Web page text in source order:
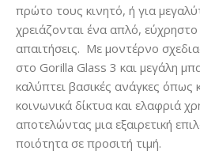
πρώτο τους κινητό, ή για
χρειάζονται ένα απλό,
απαιτήσεις. Με μοντέρνο
στο Gorilla Glass 3 και μεγάλη
καλύπτει βασικές ανάγκες όπως
κοινωνικά δίκτυα και ελαφριά
αποτελώντας μια εξαιρετική
ποιότητα σε προσιτή τιμή.